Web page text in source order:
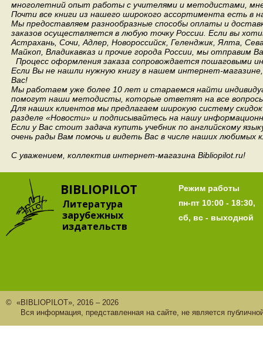
многолетний опыт работы с учителями и методистами,
Почти все книги из нашего широкого ассортимента есть в
Мы предоставляем разнообразные способы оплаты и
заказов осуществляется в любую точку России. Если вы
Астрахань, Сочи, Адлер, Новороссийск, Геленджик, Ялта,
Майкоп, Владикавказ и прочие города России, мы отправим
Процесс оформления заказа сопровождается пошаговыми
Если Вы не нашли нужную книгу в нашем интернет-
Вас!
Мы работаем уже более 10 лет и стараемся найти
помогут наши методисты, которые ответят на все
Для наших клиентов мы предлагаем широкую систему
разделе «Новости» и подписывайтесь на нашу
Если у Вас стоит задача купить учебник по английскому
очень рады Вам помочь и видеть Вас в числе наших любимых
С уважением, коллектив интернет-магазина Bibliopilot.ru!
BIBLIOPILOT
Литература
зарубежных
издательств
Режим работы
пн-пт 10:00 - 18:30,
сб, вс - выходной
© «BIBLIOPILOT», 2016 – 2026
Вся информация, представленная на сайте, не является